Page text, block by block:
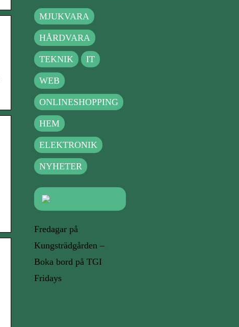
MJUKVARA
HÅRDVARA
TEKNIK IT
WEB
ONLINESHOPPING
HEM
ELEKTRONIK
NYHETER
Fredagar på
Kungsträdgården –
Boka bord på TGI
Fridays